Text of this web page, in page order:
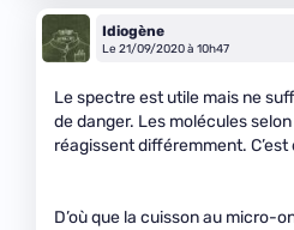
Idiogène
Le 21/09/2020 à 10h47
Le spectre est utile mais ne
de danger. Les molécules
réagissent différemment.
D’où que la cuisson au micro-